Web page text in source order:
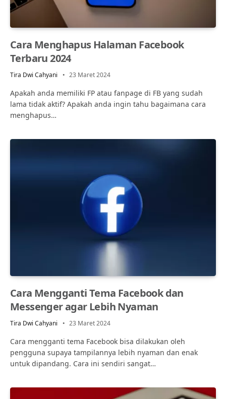
Cara Menghapus Halaman Facebook
Terbaru 2024
Tira Dwi Cahyani 23 Maret 2024
Apakah anda memiliki FP atau fanpage di FB yang sudah
lama tidak aktif? Apakah anda ingin tahu bagaimana cara
menghapus…
Cara Mengganti Tema Facebook dan
Messenger agar Lebih Nyaman
Tira Dwi Cahyani 23 Maret 2024
Cara mengganti tema Facebook bisa dilakukan oleh
pengguna supaya tampilannya lebih nyaman dan enak
untuk dipandang. Cara ini sendiri sangat…